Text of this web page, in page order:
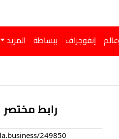
إنفوجراف ببساطة المزيد
رابط مختصر